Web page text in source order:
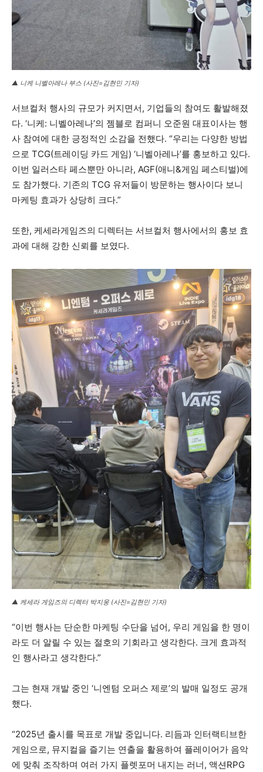
▲ 니케 니벨아레나 부스 (사진=김현민 기자)
서브컬처 행사의 규모가 커지면서, 기업들의 참여도 활발해졌
다. ‘니케: 니벨아레나’의 젬블로 컴퍼니 오준원 대표이사는 행
사 참여에 대한 긍정적인 소감을 전했다. “우리는 다양한 방법
으로 TCG(트레이딩 카드 게임) ‘니벨아레나’를 홍보하고 있다.
이번 일러스타 페스뿐만 아니라, AGF(애니&게임 페스티벌)에
도 참가했다. 기존의 TCG 유저들이 방문하는 행사이다 보니
마케팅 효과가 상당히 크다.”
또한, 케세라게임즈의 디렉터는 서브컬처 행사에서의 홍보 효
과에 대해 강한 신뢰를 보였다.
▲ 케세라 게임즈의 디렉터 박지웅 (사진=김현민 기자)
“이번 행사는 단순한 마케팅 수단을 넘어, 우리 게임을 한 명이
라도 더 알릴 수 있는 절호의 기회라고 생각한다. 크게 효과적
인 행사라고 생각한다.”
그는 현재 개발 중인 ‘니엔텀 오퍼스 제로’의 발매 일정도 공개
했다.
“2025년 출시를 목표로 개발 중입니다. 리듬과 인터랙티브한
게임으로, 뮤지컬을 즐기는 연출을 활용하여 플레이어가 음악
에 맞춰 조작하며 여러 가지 플렛포머 내지는 러너, 액션RPG